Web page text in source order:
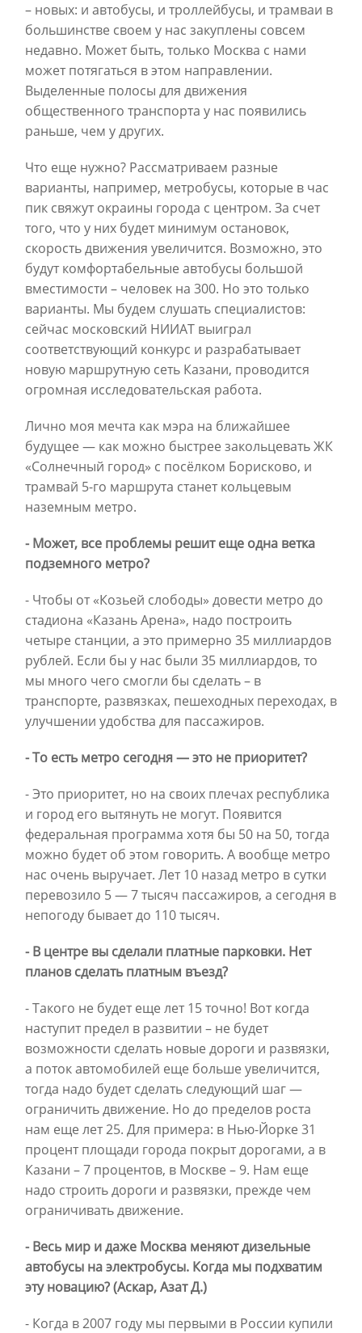
– новых: и автобусы, и троллейбусы, и трамваи в
большинстве своем у нас закуплены совсем
недавно. Может быть, только Москва с нами
может потягаться в этом направлении.
Выделенные полосы для движения
общественного транспорта у нас появились
раньше, чем у других.
Что еще нужно? Рассматриваем разные
варианты, например, метробусы, которые в час
пик свяжут окраины города с центром. За счет
того, что у них будет минимум остановок,
скорость движения увеличится. Возможно, это
будут комфортабельные автобусы большой
вместимости – человек на 300. Но это только
варианты. Мы будем слушать специалистов:
сейчас московский НИИАТ выиграл
соответствующий конкурс и разрабатывает
новую маршрутную сеть Казани, проводится
огромная исследовательская работа.
Лично моя мечта как мэра на ближайшее
будущее — как можно быстрее закольцевать ЖК
«Солнечный город» с посёлком Борисково, и
трамвай 5-го маршрута станет кольцевым
наземным метро.
- Может, все проблемы решит еще одна ветка
подземного метро?
- Чтобы от «Козьей слободы» довести метро до
стадиона «Казань Арена», надо построить
четыре станции, а это примерно 35 миллиардов
рублей. Если бы у нас были 35 миллиардов, то
мы много чего смогли бы сделать – в
транспорте, развязках, пешеходных переходах, в
улучшении удобства для пассажиров.
- То есть метро сегодня — это не приоритет?
- Это приоритет, но на своих плечах республика
и город его вытянуть не могут. Появится
федеральная программа хотя бы 50 на 50, тогда
можно будет об этом говорить. А вообще метро
нас очень выручает. Лет 10 назад метро в сутки
перевозило 5 — 7 тысяч пассажиров, а сегодня в
непогоду бывает до 110 тысяч.
- В центре вы сделали платные парковки. Нет
планов сделать платным въезд?
- Такого не будет еще лет 15 точно! Вот когда
наступит предел в развитии – не будет
возможности сделать новые дороги и развязки,
а поток автомобилей еще больше увеличится,
тогда надо будет сделать следующий шаг —
ограничить движение. Но до пределов роста
нам еще лет 25. Для примера: в Нью-Йорке 31
процент площади города покрыт дорогами, а в
Казани – 7 процентов, в Москве – 9. Нам еще
надо строить дороги и развязки, прежде чем
ограничивать движение.
- Весь мир и даже Москва меняют дизельные
автобусы на электробусы. Когда мы подхватим
эту новацию? (Аскар, Азат Д.)
- Когда в 2007 году мы первыми в России купили